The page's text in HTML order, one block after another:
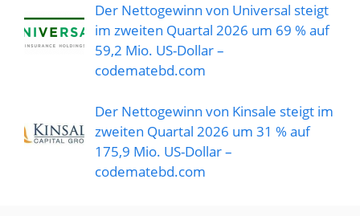
Der Nettogewinn von Universal steigt
im zweiten Quartal 2026 um 69 % auf
59,2 Mio. US-Dollar –
codematebd.com
Der Nettogewinn von Kinsale steigt im
zweiten Quartal 2026 um 31 % auf
175,9 Mio. US-Dollar –
codematebd.com